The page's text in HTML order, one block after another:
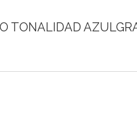
TONALIDAD